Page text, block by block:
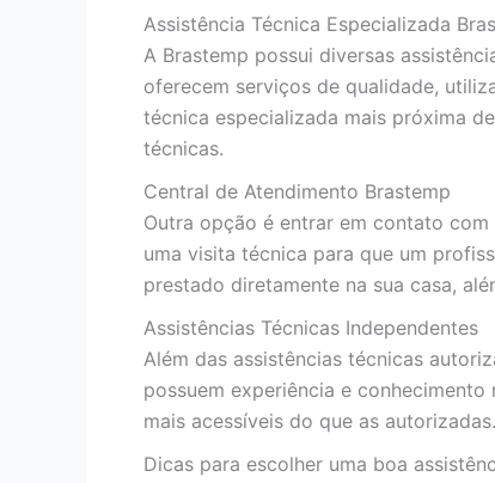
Assistência Técnica Especializada
A Brastemp possui diversas
oferecem serviços de qualidade,
técnica especializada mais próxima
técnicas.
Central de Atendimento Brastemp
Outra opção é entrar em contato
uma visita técnica para que um
prestado diretamente na sua casa,
Assistências Técnicas Independentes
Além das assistências técnicas
possuem experiência e
mais acessíveis do que as autorizadas.
Dicas para escolher uma boa